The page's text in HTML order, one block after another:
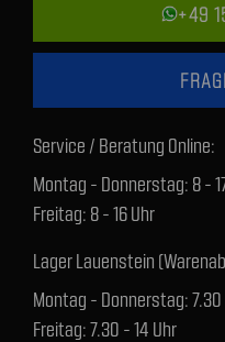
+49
Service / Beratung Online:
Montag - Donnerstag: 8 -
Freitag: 8 - 16 Uhr
Lager Lauenstein
Montag - Donnerstag: 7.30
Freitag: 7.30 - 14 Uhr